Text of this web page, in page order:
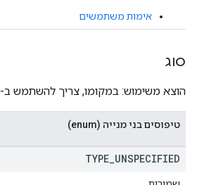
אימות משתמשים
סוג
הוצא משימוש: במקומו, צריך להשתמש ב-
טיפוסים בני מנייה (enum)
TYPE UNSPECIFIED